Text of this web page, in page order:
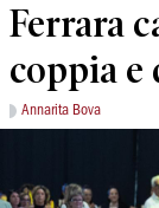
Ferrara
coppia e
Annarita Bova